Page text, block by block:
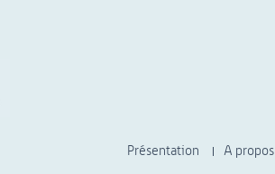
Présentation A propos